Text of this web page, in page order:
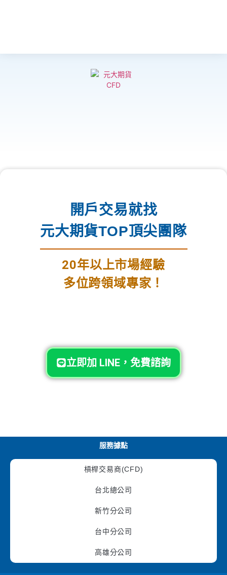
開戶交易就找
元大期貨TOP頂尖團隊
20年以上市場經驗
多位跨領域專家！
立即加 LINE，免費諮詢
服務據點
槓桿交易商(CFD)
台北總公司
新竹分公司
台中分公司
高雄分公司